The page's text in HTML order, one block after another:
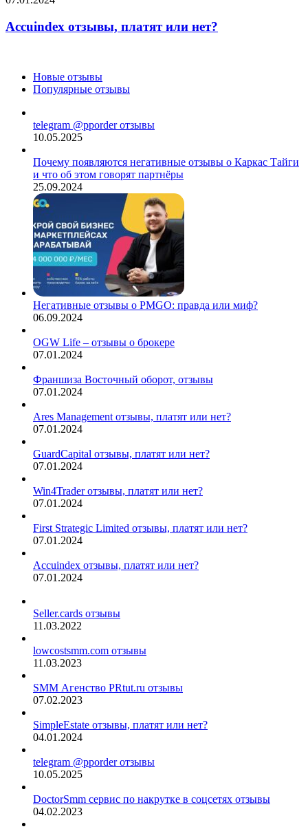
нет?
платят
или
Accuindex отзывы, платят или нет?
Новые отзывы
Популярные отзывы
telegram @pporder отзывы
10.05.2025
Почему появляются негативные отзывы о Каркас Тайги
и что об этом говорят партнёры
25.09.2024
Негативные отзывы о PMGO: правда или миф?
06.09.2024
OGW Life – отзывы о брокере
07.01.2024
Франшиза Восточный оборот, отзывы
07.01.2024
Ares Management отзывы, платят или нет?
07.01.2024
GuardCapital отзывы, платят или нет?
07.01.2024
Win4Trader отзывы, платят или нет?
07.01.2024
First Strategic Limited отзывы, платят или нет?
07.01.2024
Accuindex отзывы, платят или нет?
07.01.2024
Seller.cards отзывы
11.03.2022
lowcostsmm.com отзывы
11.03.2023
SMM Агенство PRtut.ru отзывы
07.02.2023
SimpleEstate отзывы, платят или нет?
04.01.2024
telegram @pporder отзывы
10.05.2025
DoctorSmm сервис по накрутке в соцсетях отзывы
04.02.2023